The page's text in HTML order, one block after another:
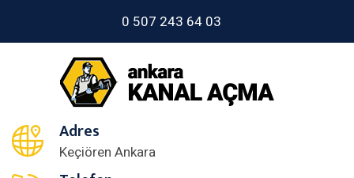
0 507 243 64 03
Adres
Keçiören Ankara